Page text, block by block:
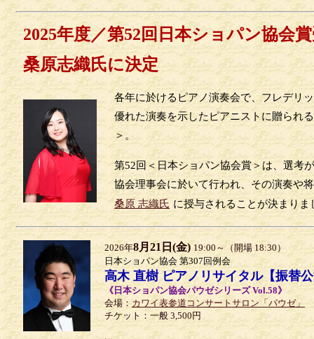
2025年度／第52回日本ショパン協会
桑原志織氏に決定
各年に於けるピアノ演奏会で、フレデリ
優れた演奏を示したピアニストに贈られ
＞。
第52回＜日本ショパン協会賞＞は、選考
協会理事会に於いて行われ、その演奏や
桑原 志織氏 に授与されることが決まりま
2026年8月21日(金) 19:00～（開場 18:30）
日本ショパン協会 第307回例会
高木 直樹 ピアノリサイタル【振替
《日本ショパン協会パウゼシリーズ Vol.58》
会場： カワイ表参道コンサートサロン「パウゼ」
チケット：一般 3,500円